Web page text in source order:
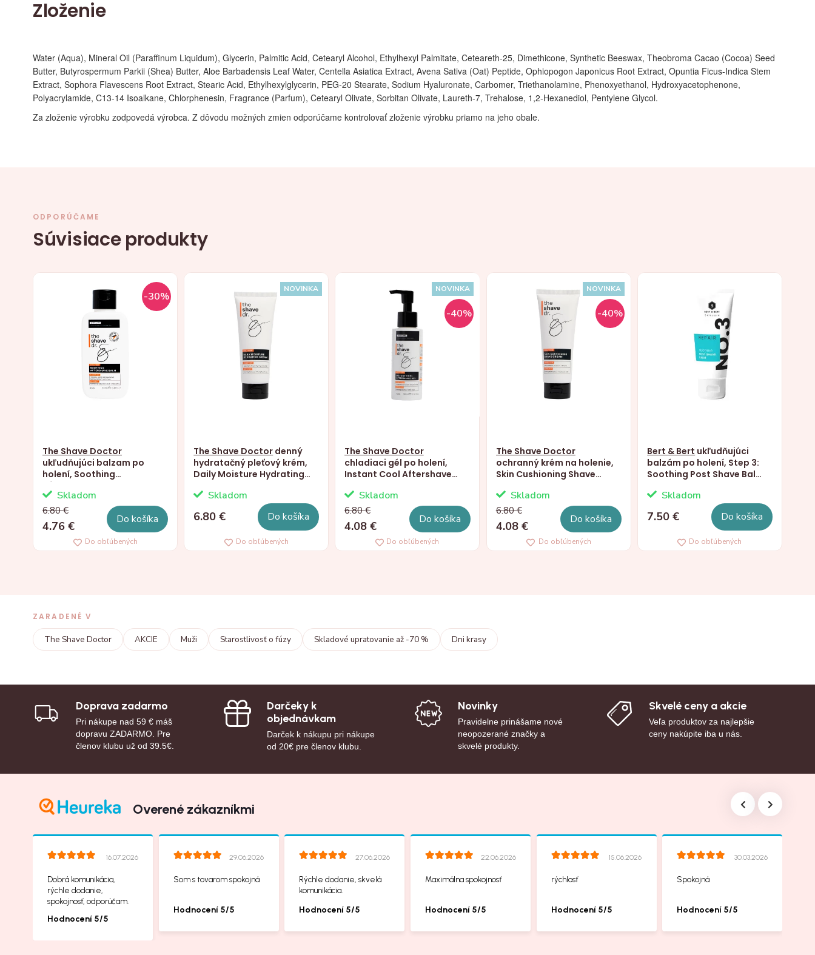
Zloženie
Water (Aqua), Mineral Oil (Paraffinum Liquidum), Glycerin, Palmitic Acid, Cetearyl Alcohol, Ethylhexyl Palmitate, Ceteareth-25, Dimethicone, Synthetic Beeswax, Theobroma Cacao (Cocoa) Seed
Butter, Butyrospermum Parkii (Shea) Butter, Aloe Barbadensis Leaf Water, Centella Asiatica Extract, Avena Sativa (Oat) Peptide, Ophiopogon Japonicus Root Extract, Opuntia Ficus-Indica Stem
Extract, Sophora Flavescens Root Extract, Stearic Acid, Ethylhexylglycerin, PEG-20 Stearate, Sodium Hyaluronate, Carbomer, Triethanolamine, Phenoxyethanol, Hydroxyacetophenone,
Polyacrylamide, C13-14 Isoalkane, Chlorphenesin, Fragrance (Parfum), Cetearyl Olivate, Sorbitan Olivate, Laureth-7, Trehalose, 1,2-Hexanediol, Pentylene Glycol.
Za zloženie výrobku zodpovedá výrobca. Z dôvodu možných zmien odporúčame kontrolovať zloženie výrobku priamo na jeho obale.
ODPORÚČAME
Súvisiace produkty
-30%
The Shave Doctor
ukľudňujúci balzam po
holení, Soothing
Aftershave Balm, 100ml
Skladom
6.80 €
4.76 €
Do košíka
Do obľúbených
NOVINKA
The Shave Doctor denný
hydratačný pleťový krém,
Daily Moisture Hydrating
Skladom
6.80 € Do košíka
Do obľúbených
NOVINKA
-40%
The Shave Doctor
chladiaci gél po holení,
Instant Cool Aftershave
Skladom
6.80 €
4.08 €
Do košíka
Do obľúbených
NOVINKA
-40%
The Shave Doctor
ochranný krém na holenie,
Skin Cushioning Shave
Skladom
6.80 €
4.08 €
Do košíka
Do obľúbených
Bert & Bert ukľudňujúci
balzám po holení, Step 3:
Soothing Post Shave Balm,
Skladom
7.50 € Do košíka
Do obľúbených
ZARADENÉ V
The Shave Doctor AKCIE Muži Starostlivosť o fúzy Skladové upratovanie až -70 % Dni krasy
Doprava zadarmo
Pri nákupe nad 59 € máš
dopravu ZADARMO. Pre
členov klubu už od 39.5€.
Darčeky k
objednávkam
Darček k nákupu pri nákupe
od 20€ pre členov klubu.
Novinky
Pravidelne prinášame nové
neopozerané značky a
skvelé produkty.
Skvelé ceny a akcie
Veľa produktov za najlepšie
ceny nakúpite iba u nás.
Overené zákazníkmi
16.07.2026
Dobrá komunikácia,
rýchle dodanie,
spokojnosť, odporúčam.
Hodnocení 5/5
29.06.2026
Som s tovarom spokojná
Hodnocení 5/5
27.06.2026
Rýchle dodanie, skvelá
komunikácia.
Hodnocení 5/5
22.06.2026
Maximálna spokojnosť
Hodnocení 5/5
15.06.2026
rýchlosť
Hodnocení 5/5
30.03.2026
Spokojná
Hodnocení 5/5